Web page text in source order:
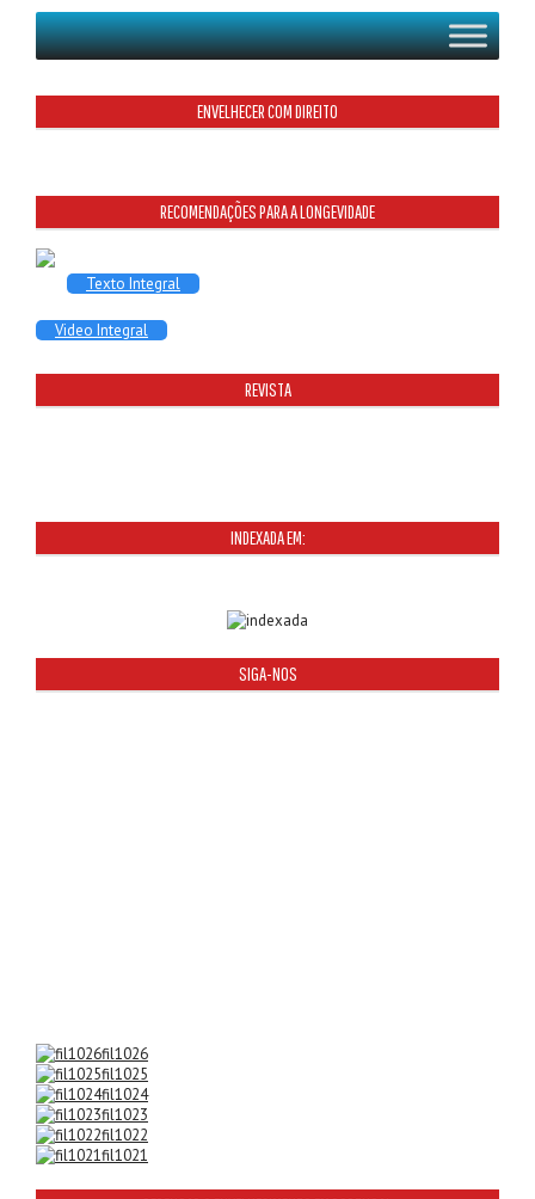
ENVELHECER COM DIREITO
RECOMENDAÇÕES PARA A LONGEVIDADE
Texto Integral
Video Integral
REVISTA
INDEXADA EM:
SIGA-NOS
fil1026
fil1025
fil1024
fil1023
fil1022
fil1021